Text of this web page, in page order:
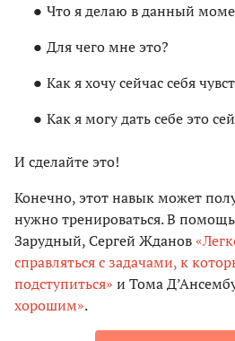
Что я делаю в данный
Для чего мне это?
Как я хочу сейчас себя
Как я могу дать себе это
И сделайте это!
Конечно, этот навык может
нужно тренироваться. В
Зарудный, Сергей Жданов
справляться с задачами, к
подступиться» и Тома
хорошим».